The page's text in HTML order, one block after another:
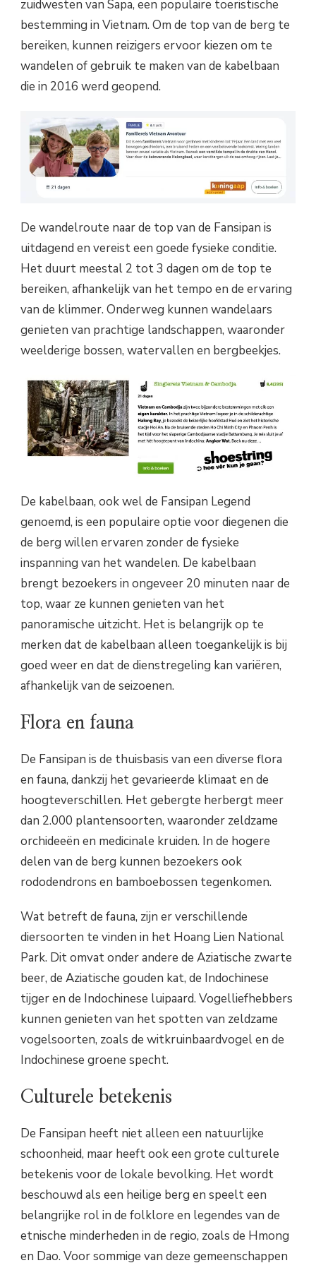
zuidwesten van Sapa, een populaire toeristische
bestemming in Vietnam. Om de top van de berg te
bereiken, kunnen reizigers ervoor kiezen om te
wandelen of gebruik te maken van de kabelbaan
die in 2016 werd geopend.
De wandelroute naar de top van de Fansipan is
uitdagend en vereist een goede fysieke conditie.
Het duurt meestal 2 tot 3 dagen om de top te
bereiken, afhankelijk van het tempo en de ervaring
van de klimmer. Onderweg kunnen wandelaars
genieten van prachtige landschappen, waaronder
weelderige bossen, watervallen en bergbeekjes.
De kabelbaan, ook wel de Fansipan Legend
genoemd, is een populaire optie voor diegenen die
de berg willen ervaren zonder de fysieke
inspanning van het wandelen. De kabelbaan
brengt bezoekers in ongeveer 20 minuten naar de
top, waar ze kunnen genieten van het
panoramische uitzicht. Het is belangrijk op te
merken dat de kabelbaan alleen toegankelijk is bij
goed weer en dat de dienstregeling kan variëren,
afhankelijk van de seizoenen.
Flora en fauna
De Fansipan is de thuisbasis van een diverse flora
en fauna, dankzij het gevarieerde klimaat en de
hoogteverschillen. Het gebergte herbergt meer
dan 2.000 plantensoorten, waaronder zeldzame
orchideeën en medicinale kruiden. In de hogere
delen van de berg kunnen bezoekers ook
rododendrons en bamboebossen tegenkomen.
Wat betreft de fauna, zijn er verschillende
diersoorten te vinden in het Hoang Lien National
Park. Dit omvat onder andere de Aziatische zwarte
beer, de Aziatische gouden kat, de Indochinese
tijger en de Indochinese luipaard. Vogelliefhebbers
kunnen genieten van het spotten van zeldzame
vogelsoorten, zoals de witkruinbaardvogel en de
Indochinese groene specht.
Culturele betekenis
De Fansipan heeft niet alleen een natuurlijke
schoonheid, maar heeft ook een grote culturele
betekenis voor de lokale bevolking. Het wordt
beschouwd als een heilige berg en speelt een
belangrijke rol in de folklore en legendes van de
etnische minderheden in de regio, zoals de Hmong
en Dao. Voor sommige van deze gemeenschappen